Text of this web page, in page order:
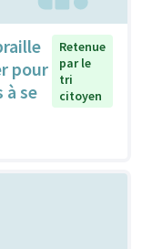
pour
à se
Retenue
par le
tri
citoyen